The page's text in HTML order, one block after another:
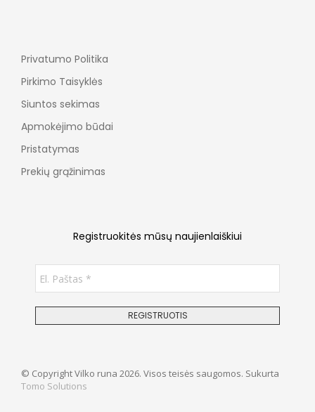
Privatumo Politika
Pirkimo Taisyklės
Siuntos sekimas
Apmokėjimo būdai
Pristatymas
Prekių grąžinimas
Registruokitės mūsų naujienlaiškiui
© Copyright Vilko runa 2026. Visos teisės saugomos. Sukurta
Tomo Solutions